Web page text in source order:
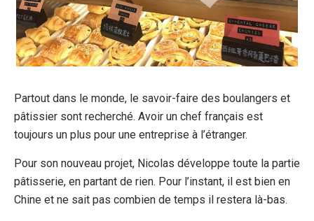
Partout dans le monde, le savoir-faire des boulangers et
pâtissier sont recherché. Avoir un chef français est
toujours un plus pour une entreprise à l’étranger.
Pour son nouveau projet, Nicolas développe toute la partie
pâtisserie, en partant de rien. Pour l’instant, il est bien en
Chine et ne sait pas combien de temps il restera là-bas.